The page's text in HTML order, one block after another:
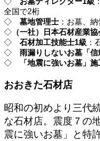
全国で2桁
◇ 墓地管理士 ：お墓、
◇ （一社）日本石材産業
◇ 石材加工技能士1級 ：
◇ 雨漏りしないお墓「
◇
「地震に強いお墓」
おおきた石材店
昭和の初めより三代
な石材店。震度７の
震に強いお墓」と特